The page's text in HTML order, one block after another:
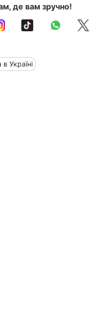
де вам зручно!
в Україні